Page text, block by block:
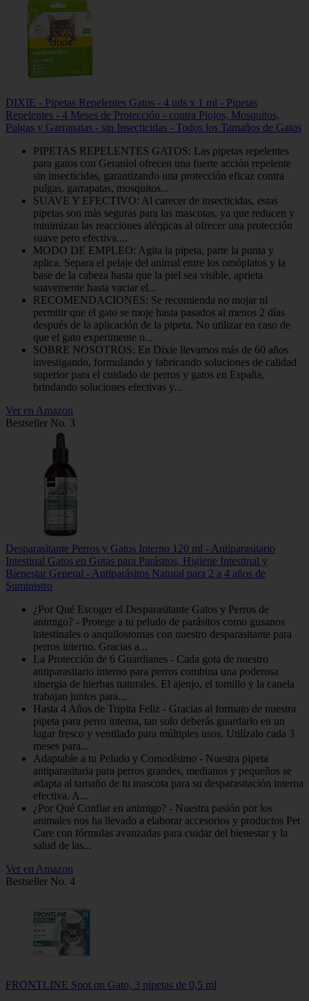
DIXIE - Pipetas Repelentes Gatos - 4 uds x 1 ml - Pipetas
Repelentes - 4 Meses de Protección - contra Piojos, Mosquitos,
Pulgas y Garrapatas - sin Insecticidas - Todos los Tamaños de Gatos
PIPETAS REPELENTES GATOS: Las pipetas repelentes
para gatos con Geraniol ofrecen una fuerte acción repelente
sin insecticidas, garantizando una protección eficaz contra
pulgas, garrapatas, mosquitos...
SUAVE Y EFECTIVO: Al carecer de insecticidas, estas
pipetas son más seguras para las mascotas, ya que reducen y
minimizan las reacciones alérgicas al ofrecer una protección
suave pero efectiva....
MODO DE EMPLEO: Agita la pipeta, parte la punta y
aplica. Separa el pelaje del animal entre los omóplatos y la
base de la cabeza hasta que la piel sea visible, aprieta
suavemente hasta vaciar el...
RECOMENDACIONES: Se recomienda no mojar ni
permitir que el gato se moje hasta pasados al menos 2 días
después de la aplicación de la pipeta. No utilizar en caso de
que el gato experimente o...
SOBRE NOSOTROS: En Dixie llevamos más de 60 años
investigando, formulando y fabricando soluciones de calidad
superior para el cuidado de perros y gatos en España,
brindando soluciones efectivas y...
Ver en Amazon
Bestseller No. 3
Desparasitante Perros y Gatos Interno 120 ml - Antiparasitario
Intestinal Gatos en Gotas para Parásitos, Higiene Intestinal y
Bienestar General - Antiparásitos Natural para 2 a 4 años de
Suministro
¿Por Qué Escoger el Desparasitante Gatos y Perros de
animigo? - Protege a tu peludo de parásitos como gusanos
intestinales o anquilostomas con nuestro desparasitante para
perros interno. Gracias a...
La Protección de 6 Guardianes - Cada gota de nuestro
antiparasitario interno para perros combina una poderosa
sinergia de hierbas naturales. El ajenjo, el tomillo y la canela
trabajan juntos para...
Hasta 4 Años de Tripita Feliz - Gracias al formato de nuestra
pipeta para perro interna, tan solo deberás guardarlo en un
lugar fresco y ventilado para múltiples usos. Utilízalo cada 3
meses para...
Adaptable a tu Peludo y Comodísimo - Nuestra pipeta
antiparasitaria para perros grandes, medianos y pequeños se
adapta al tamaño de tu mascota para su desparasitación interna
efectiva. A...
¿Por Qué Confiar en animigo? - Nuestra pasión por los
animales nos ha llevado a elaborar accesorios y productos Pet
Care con fórmulas avanzadas para cuidar del bienestar y la
salud de las...
Ver en Amazon
Bestseller No. 4
FRONTLINE Spot on Gato, 3 pipetas de 0,5 ml